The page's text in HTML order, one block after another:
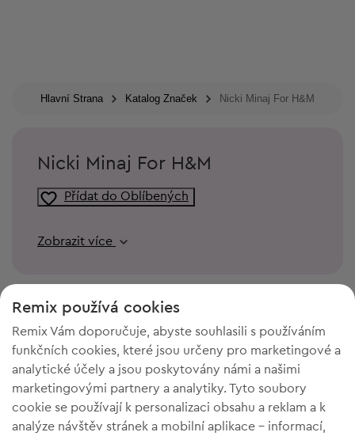
Hlavní Strana Katalog Značek Nicki Minaj For H&M
Nicki Minaj For H&M
Přídat do Oblíbených
Zobrazit více
POTŘEBUJETE PROSTOR VE
Remix používá cookies
Remix Vám doporučuje, abyste souhlasili s používáním
funkčních cookies, které jsou určeny pro marketingové a
analytické účely a jsou poskytovány námi a našimi
marketingovými partnery a analytiky. Tyto soubory
cookie se používají k personalizaci obsahu a reklam a k
analýze návštěv stránek a mobilní aplikace - informací,